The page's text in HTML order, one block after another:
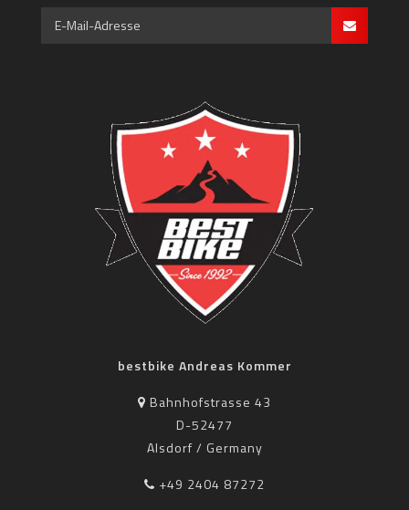
bestbike Andreas Kommer
Bahnhofstrasse 43
D-52477
Alsdorf / Germany
+49 2404 87272